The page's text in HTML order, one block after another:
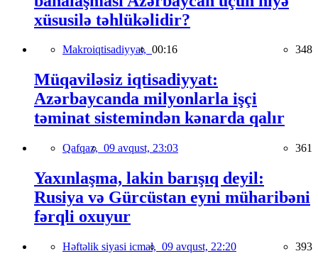
xüsusilə təhlükəlidir?
Makroiqtisadiyyat, 00:16 348
Müqaviləsiz iqtisadiyyat:
Azərbaycanda milyonlarla işçi
təminat sistemindən kənarda qalır
Qafqaz, 09 avqust, 23:03 361
Yaxınlaşma, lakin barışıq deyil:
Rusiya və Gürcüstan eyni müharibəni
fərqli oxuyur
Həftəlik siyasi icmal, 09 avqust, 22:20 393